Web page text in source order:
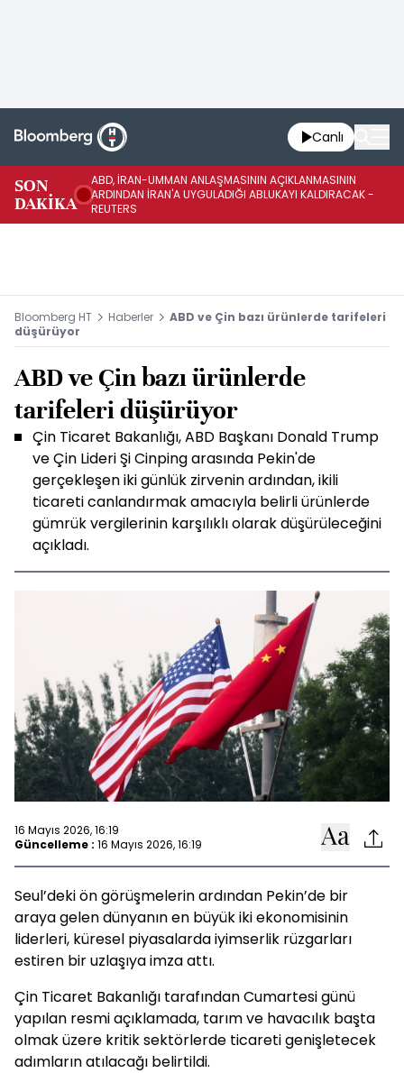
Canlı
SON
DAKİKA
ABD, İRAN-UMMAN ANLAŞMASININ AÇIKLANMASININ
ARDINDAN İRAN'A UYGULADIĞI ABLUKAYI KALDIRACAK -
REUTERS
Bloomberg HT Haberler
ABD ve Çin bazı ürünlerde tarifeleri
düşürüyor
ABD ve Çin bazı ürünlerde
tarifeleri düşürüyor
Çin Ticaret Bakanlığı, ABD Başkanı Donald Trump
ve Çin Lideri Şi Cinping arasında Pekin'de
gerçekleşen iki günlük zirvenin ardından, ikili
ticareti canlandırmak amacıyla belirli ürünlerde
gümrük vergilerinin karşılıklı olarak düşürüleceğini
açıkladı.
16 Mayıs 2026, 16:19
Güncelleme : 16 Mayıs 2026, 16:19
Seul’deki ön görüşmelerin ardından Pekin’de bir
araya gelen dünyanın en büyük iki ekonomisinin
liderleri, küresel piyasalarda iyimserlik rüzgarları
estiren bir uzlaşıya imza attı.
Çin Ticaret Bakanlığı tarafından Cumartesi günü
yapılan resmi açıklamada, tarım ve havacılık başta
olmak üzere kritik sektörlerde ticareti genişletecek
adımların atılacağı belirtildi.